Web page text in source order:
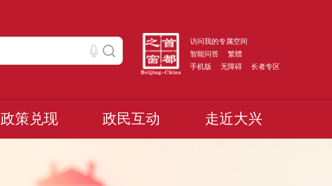
访问我的专属空间
智能问答
繁體
手机版
无障碍 长者专区
政策兑现 政民互动 走近大兴